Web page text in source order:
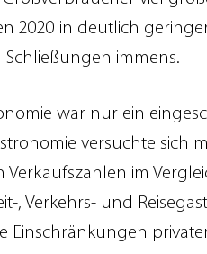
2020 in deutlich
immens.
war nur ein
versuchte sich
im
, Verkehrs- und
Einschränkungen